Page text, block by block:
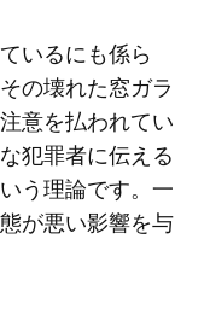
いるにも係ら
の壊れた窓ガラ
意を払われてい
犯罪者に伝える
う理論です。一
が悪い影響を与